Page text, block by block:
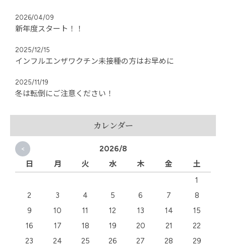
2026/04/09
新年度スタート！！
2025/12/15
インフルエンザワクチン未接種の方はお早めに
2025/11/19
冬は転倒にご注意ください！
カレンダー
<
2026/8
日
月 火 水 木 金
土
1
2
3 4 5 6 7
8
9
10 11 12 13 14
15
16
17 18 19 20 21
22
23
24 25 26 27 28
29